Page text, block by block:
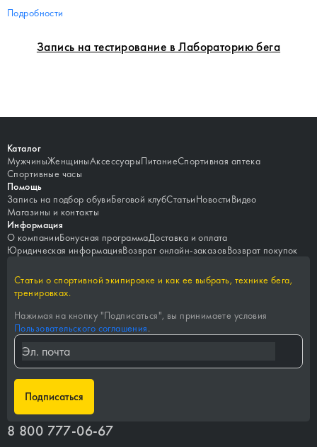
Запись на тестирование в Лабораторию бега
Подробности
Каталог
МужчиныЖенщиныАксессуарыПитаниеСпортивная аптека
Спортивные часы
Помощь
Запись на подбор обувиБеговой клубСтатьиНовостиВидео
Магазины и контакты
Информация
О компанииБонусная программаДоставка и оплата
Юридическая информацияВозврат онлайн-заказовВозврат покупок
Статьи о спортивной экипировке и как ее выбрать, технике бега,
тренировках.
Нажимая на кнопку "Подписаться", вы принимаете условия
Пользовательского соглашения.
Подписаться
8 800 777-06-67